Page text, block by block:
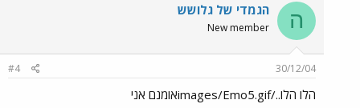
ה הגמדי של גלושש
New member
30/12/04
#4
הלו הלו../images/Emo5.gifאומנם אני